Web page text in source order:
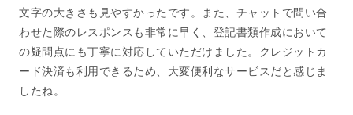
文字の大きさも見やすかったです。また、チャットで問い合
わせた際のレスポンスも非常に早く、登記書類作成において
の疑問点にも丁寧に対応していただけました。クレジットカ
ード決済も利用できるため、大変便利なサービスだと感じま
したね。